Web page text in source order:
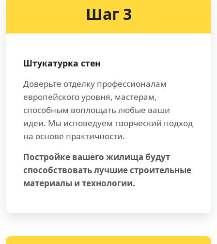
Шаг 3
Штукатурка стен
Доверьте отделку профессионалам
европейского уровня, мастерам,
способным воплощать любые ваши
идеи. Мы исповедуем творческий подход
на основе практичности.
Постройке вашего жилища будут
способствовать лучшие строительные
материалы и технологии.